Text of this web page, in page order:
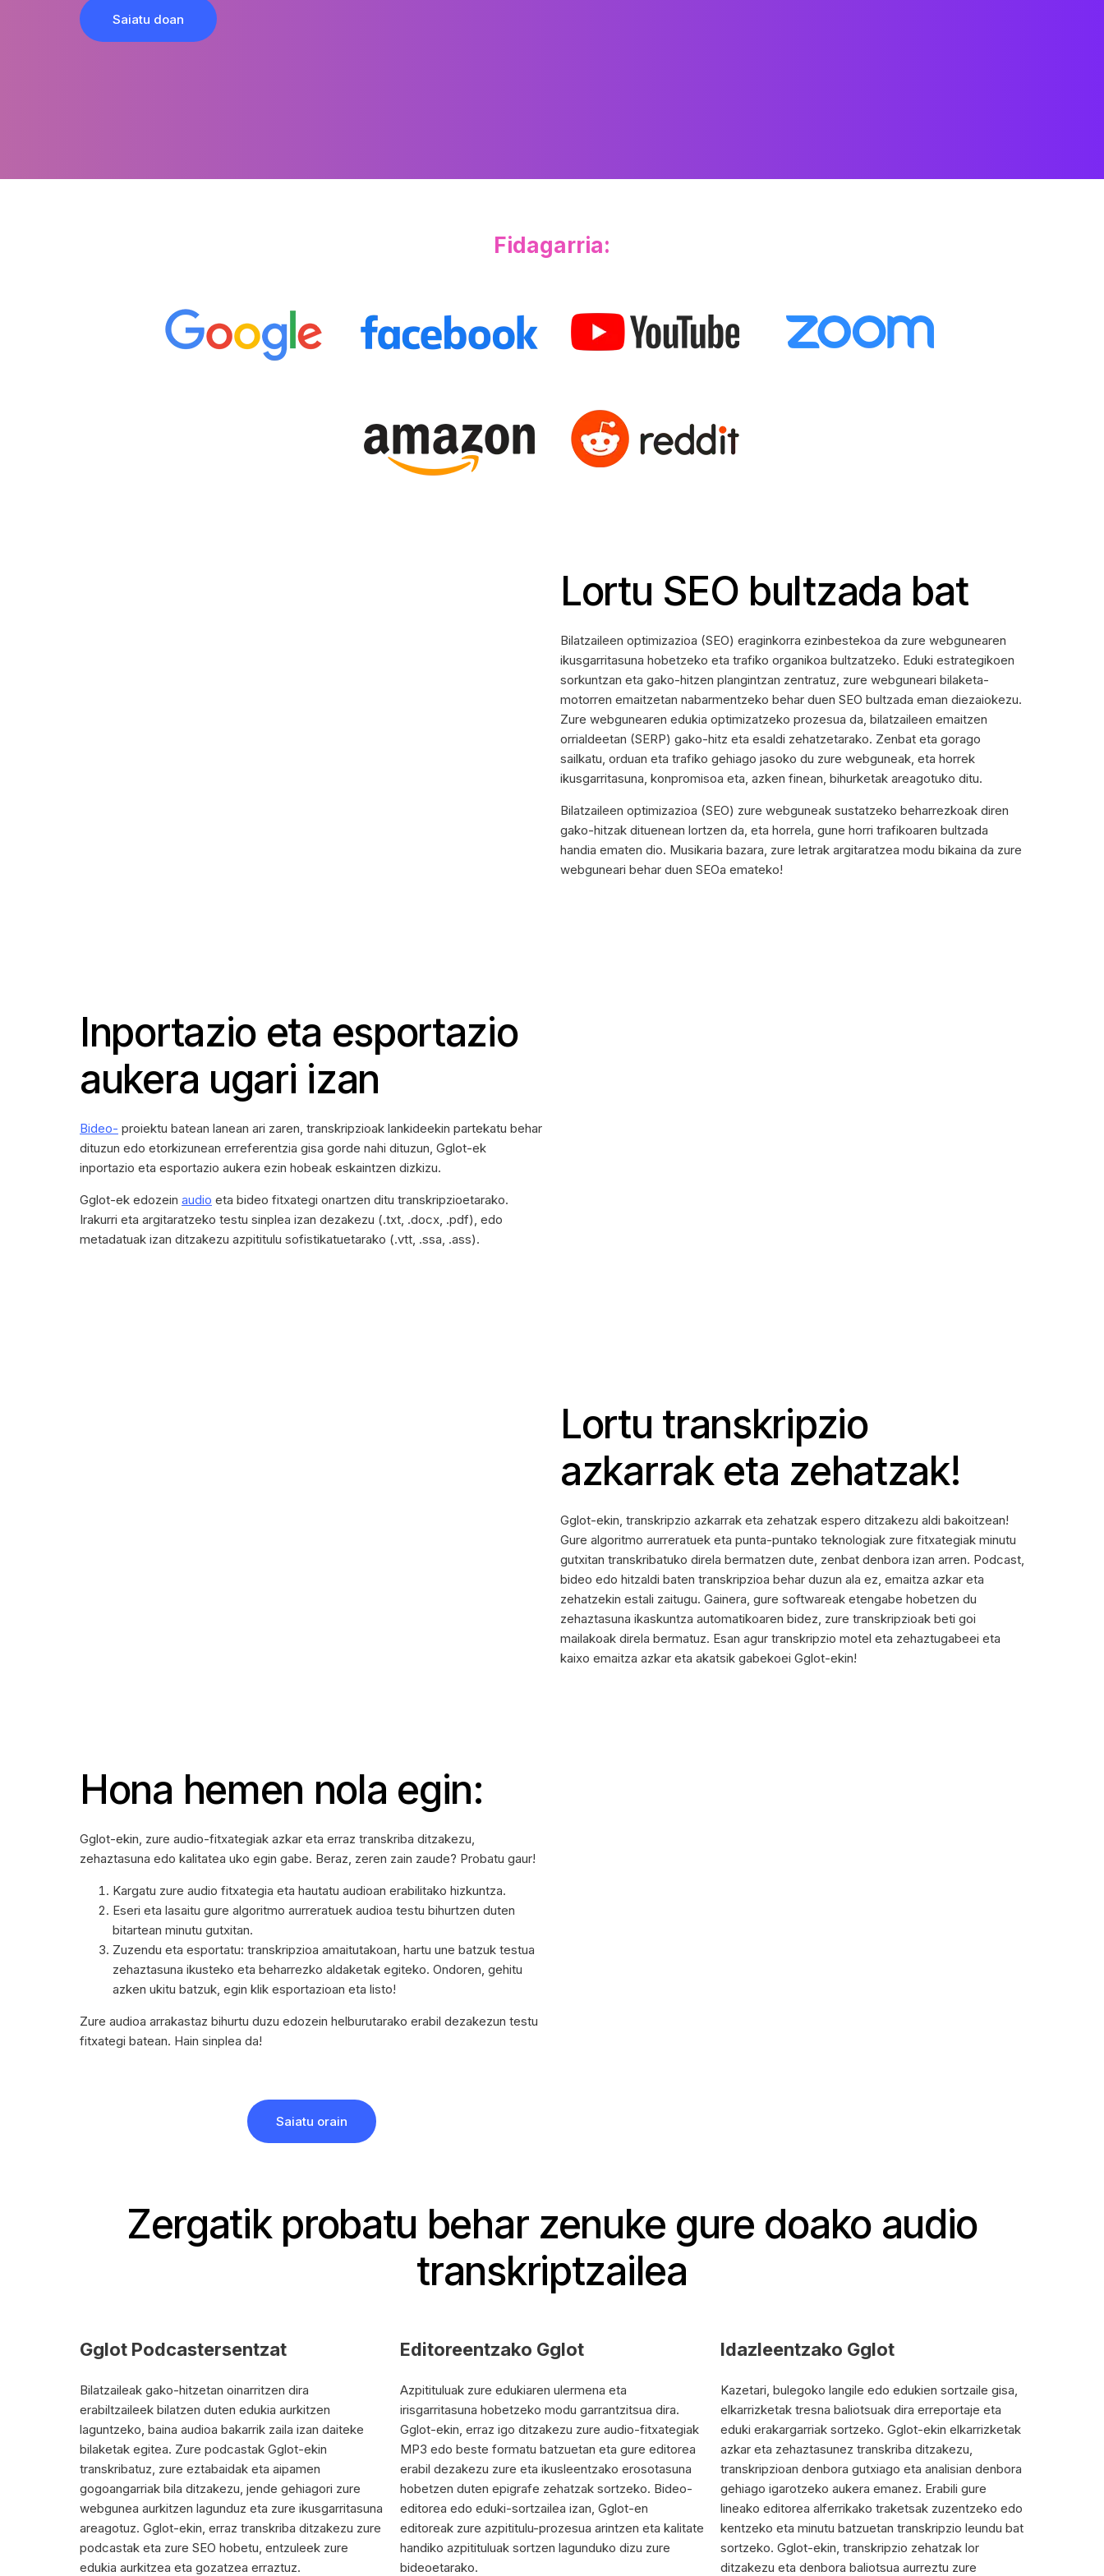
Saiatu doan
Fidagarria:
Lortu SEO bultzada bat
Bilatzaileen optimizazioa (SEO) eraginkorra ezinbestekoa da zure webgunearen
ikusgarritasuna hobetzeko eta trafiko organikoa bultzatzeko. Eduki estrategikoen
sorkuntzan eta gako-hitzen plangintzan zentratuz, zure webguneari bilaketa-
motorren emaitzetan nabarmentzeko behar duen SEO bultzada eman diezaiokezu.
Zure webgunearen edukia optimizatzeko prozesua da, bilatzaileen emaitzen
orrialdeetan (SERP) gako-hitz eta esaldi zehatzetarako. Zenbat eta gorago
sailkatu, orduan eta trafiko gehiago jasoko du zure webguneak, eta horrek
ikusgarritasuna, konpromisoa eta, azken finean, bihurketak areagotuko ditu.
Bilatzaileen optimizazioa (SEO) zure webguneak sustatzeko beharrezkoak diren
gako-hitzak dituenean lortzen da, eta horrela, gune horri trafikoaren bultzada
handia ematen dio. Musikaria bazara, zure letrak argitaratzea modu bikaina da zure
webguneari behar duen SEOa emateko!
Inportazio eta esportazio
aukera ugari izan
Bideo- proiektu batean lanean ari zaren, transkripzioak lankideekin partekatu behar
dituzun edo etorkizunean erreferentzia gisa gorde nahi dituzun, Gglot-ek
inportazio eta esportazio aukera ezin hobeak eskaintzen dizkizu.
Gglot-ek edozein audio eta bideo fitxategi onartzen ditu transkripzioetarako.
Irakurri eta argitaratzeko testu sinplea izan dezakezu (.txt, .docx, .pdf), edo
metadatuak izan ditzakezu azpititulu sofistikatuetarako (.vtt, .ssa, .ass).
Lortu transkripzio
azkarrak eta zehatzak!
Gglot-ekin, transkripzio azkarrak eta zehatzak espero ditzakezu aldi bakoitzean!
Gure algoritmo aurreratuek eta punta-puntako teknologiak zure fitxategiak minutu
gutxitan transkribatuko direla bermatzen dute, zenbat denbora izan arren. Podcast,
bideo edo hitzaldi baten transkripzioa behar duzun ala ez, emaitza azkar eta
zehatzekin estali zaitugu. Gainera, gure softwareak etengabe hobetzen du
zehaztasuna ikaskuntza automatikoaren bidez, zure transkripzioak beti goi
mailakoak direla bermatuz. Esan agur transkripzio motel eta zehaztugabeei eta
kaixo emaitza azkar eta akatsik gabekoei Gglot-ekin!
Hona hemen nola egin:
Gglot-ekin, zure audio-fitxategiak azkar eta erraz transkriba ditzakezu,
zehaztasuna edo kalitatea uko egin gabe. Beraz, zeren zain zaude? Probatu gaur!
Kargatu zure audio fitxategia eta hautatu audioan erabilitako hizkuntza.
Eseri eta lasaitu gure algoritmo aurreratuek audioa testu bihurtzen duten
bitartean minutu gutxitan.
Zuzendu eta esportatu: transkripzioa amaitutakoan, hartu une batzuk testua
zehaztasuna ikusteko eta beharrezko aldaketak egiteko. Ondoren, gehitu
azken ukitu batzuk, egin klik esportazioan eta listo!
Zure audioa arrakastaz bihurtu duzu edozein helburutarako erabil dezakezun testu
fitxategi batean. Hain sinplea da!
Saiatu orain
Zergatik probatu behar zenuke gure doako audio
transkriptzailea
Gglot Podcastersentzat
Bilatzaileak gako-hitzetan oinarritzen dira
erabiltzaileek bilatzen duten edukia aurkitzen
laguntzeko, baina audioa bakarrik zaila izan daiteke
bilaketak egitea. Zure podcastak Gglot-ekin
transkribatuz, zure eztabaidak eta aipamen
gogoangarriak bila ditzakezu, jende gehiagori zure
webgunea aurkitzen lagunduz eta zure ikusgarritasuna
areagotuz. Gglot-ekin, erraz transkriba ditzakezu zure
podcastak eta zure SEO hobetu, entzuleek zure
edukia aurkitzea eta gozatzea erraztuz.
Editoreentzako Gglot
Azpitituluak zure edukiaren ulermena eta
irisgarritasuna hobetzeko modu garrantzitsua dira.
Gglot-ekin, erraz igo ditzakezu zure audio-fitxategiak
MP3 edo beste formatu batzuetan eta gure editorea
erabil dezakezu zure eta ikusleentzako erosotasuna
hobetzen duten epigrafe zehatzak sortzeko. Bideo-
editorea edo eduki-sortzailea izan, Gglot-en
editoreak zure azpititulu-prozesua arintzen eta kalitate
handiko azpitituluak sortzen lagunduko dizu zure
bideoetarako.
Idazleentzako Gglot
Kazetari, bulegoko langile edo edukien sortzaile gisa,
elkarrizketak tresna baliotsuak dira erreportaje eta
eduki erakargarriak sortzeko. Gglot-ekin elkarrizketak
azkar eta zehaztasunez transkriba ditzakezu,
transkripzioan denbora gutxiago eta analisian denbora
gehiago igarotzeko aukera emanez. Erabili gure
lineako editorea alferrikako traketsak zuzentzeko edo
kentzeko eta minutu batzuetan transkripzio leundu bat
sortzeko. Gglot-ekin, transkripzio zehatzak lor
ditzakezu eta denbora baliotsua aurreztu zure